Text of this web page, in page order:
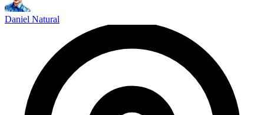
Daniel Natural